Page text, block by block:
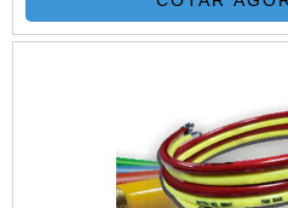
está crescendo
impressionante, assim
altíssima qualidade.Os
a excelência em sua
consumidor exige
testes cada vez mais